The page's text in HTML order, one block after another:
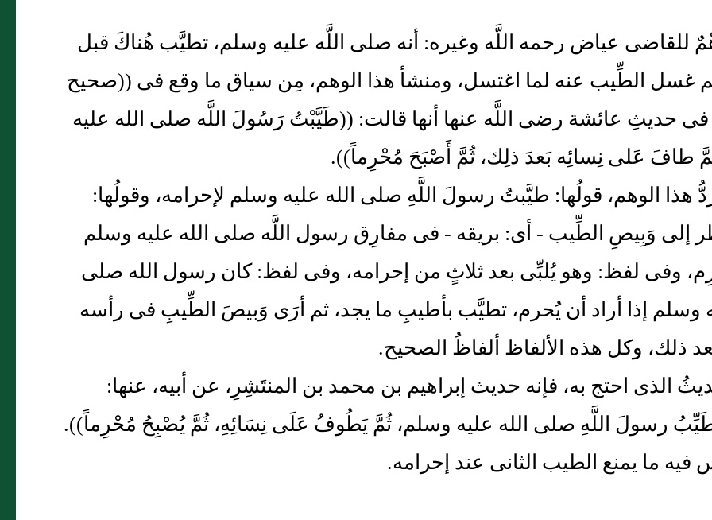
للقاضى عياض رحمه اللَّه وغيره: أنه صلى اللَّه عليه وسلم، تطيَّب هُناكَ قبل
غسل الطِّيب عنه لما اغتسل، ومنشأ هذا الوهم، مِن سياق ما وقع فى ((صحيح
حديثِ عائشة رضى اللَّه عنها أنها قالت: ((طَيَّبْتُ رَسُولَ اللَّه صلى الله عليه
طافَ عَلى نِسائِه بَعدَ ذلِك، ثُمَّ أَصْبَحَ مُحْرِماً)).
هذا الوهم، قولُها: طيَّبتُ رسولَ اللَّهِ صلى الله عليه وسلم لإحرامه، وقولُها:
إلى وَبِيصِ الطِّيب - أى: بريقه - فى مفارِق رسول اللَّه صلى الله عليه وسلم
وفى لفظ: وهو يُلبِّى بعد ثلاثٍ من إحرامه، وفى لفظ: كان رسول الله صلى
وسلم إذا أراد أن يُحرم، تطيَّب بأطيبِ ما يجد، ثم أرَى وَبيصَ الطِّيبِ فى رأسه
ذلك، وكل هذه الألفاظ ألفاظُ الصحيح.
الذى احتج به، فإنه حديث إبراهيم بن محمد بن المنتَشِرِ، عن أبيه، عنها:
رسولَ اللَّهِ صلى الله عليه وسلم، ثُمَّ يَطُوفُ عَلَى نِسَائِهِ، ثُمَّ يُصْبِحُ مُحْرِماً)).
فيه ما يمنع الطيب الثانى عند إحرامه.